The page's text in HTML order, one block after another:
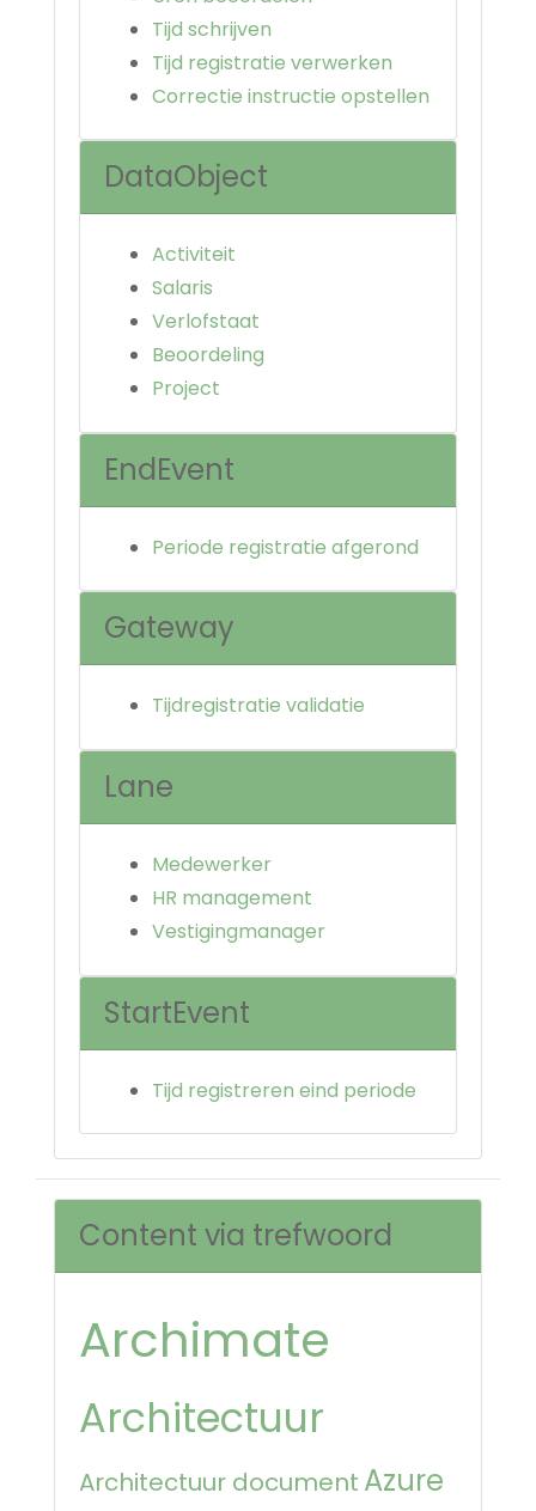
Tijd schrijven
Tijd registratie verwerken
Correctie instructie opstellen
DataObject
Activiteit
Salaris
Verlofstaat
Beoordeling
Project
EndEvent
Periode registratie afgerond
Gateway
Tijdregistratie validatie
Lane
Medewerker
HR management
Vestigingmanager
StartEvent
Tijd registreren eind periode
Content via trefwoord
Archimate
Architectuur
Architectuur document Azure